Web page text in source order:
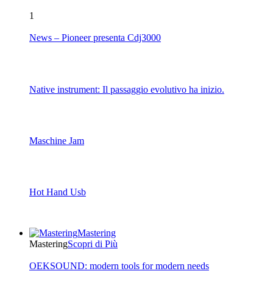
1
News – Pioneer presenta Cdj3000
Native instrument: Il passaggio evolutivo ha inizio.
Maschine Jam
Hot Hand Usb
Mastering
MasteringScopri di Più
OEKSOUND: modern tools for modern needs